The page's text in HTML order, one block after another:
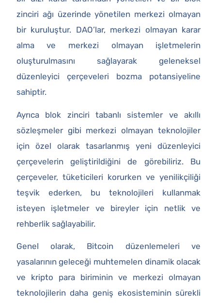
zinciri ağı üzerinde yönetilen merkezi olmayan
bir kuruluştur. DAO’lar, merkezi olmayan karar
alma ve merkezi olmayan işletmelerin
oluşturulmasını sağlayarak geleneksel
düzenleyici çerçeveleri bozma potansiyeline
sahiptir.
Ayrıca blok zinciri tabanlı sistemler ve akıllı
sözleşmeler gibi merkezi olmayan teknolojiler
için özel olarak tasarlanmış yeni düzenleyici
çerçevelerin geliştirildiğini de görebiliriz. Bu
çerçeveler, tüketicileri korurken ve yenilikçiliği
teşvik ederken, bu teknolojileri kullanmak
isteyen işletmeler ve bireyler için netlik ve
rehberlik sağlayabilir.
Genel olarak, Bitcoin düzenlemeleri ve
yasalarının geleceği muhtemelen dinamik olacak
ve kripto para biriminin ve merkezi olmayan
teknolojilerin daha geniş ekosisteminin sürekli